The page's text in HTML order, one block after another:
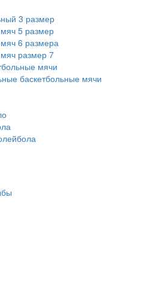
3 размер
5 размер
6 размера
размер 7
мячи
баскетбольные мячи